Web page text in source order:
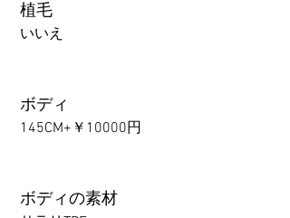
植毛
いいえ
ボディ
145CM+￥10000円
ボディの素材